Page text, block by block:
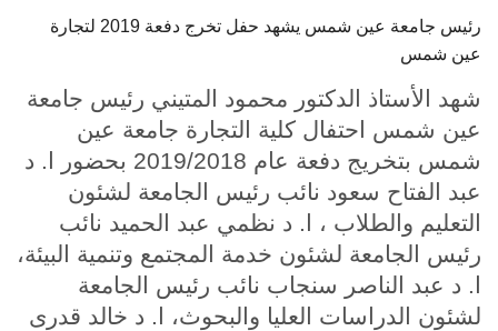
الزائـرون
سجل الان
رئيس جامعة عين شمس يشهد حفل تخرج دفعة 2019 لتجارة
عين شمس
شهد الأستاذ الدكتور محمود المتيني رئيس جامعة
عين شمس احتفال كلية التجارة جامعة عين
شمس بتخريج دفعة عام 2019/2018 بحضور ا. د
عبد الفتاح سعود نائب رئيس الجامعة لشئون
التعليم والطلاب ، ا. د نظمي عبد الحميد نائب
رئيس الجامعة لشئون خدمة المجتمع وتنمية البيئة،
ا. د عبد الناصر سنجاب نائب رئيس الجامعة
لشئون الدراسات العليا والبحوث، ا. د خالد قدرى